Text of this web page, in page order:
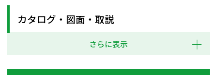
カタログ・図面・取説
さらに表示